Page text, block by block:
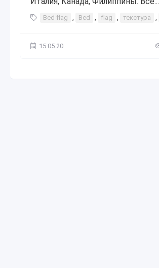
Bed flag , Bed , flag , текстура ,
15.05.20